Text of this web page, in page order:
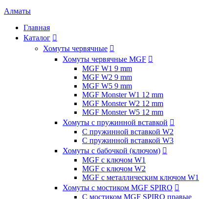
Алматы
Главная
Каталог 
Хомуты червячные 
Хомуты червячные MGF 
MGF W1 9 mm
MGF W2 9 mm
MGF W5 9 mm
MGF Monster W1 12 mm
MGF Monster W2 12 mm
MGF Monster W5 12 mm
Хомуты с пружинной вставкой 
С пружинной вставкой W2
С пружинной вставкой W3
Хомуты с бабочкой (ключом) 
MGF с ключом W1
MGF с ключом W2
MGF с металлическим ключом W1
Хомуты с мостиком MGF SPIRO 
С мостиком MGF SPIRO правые